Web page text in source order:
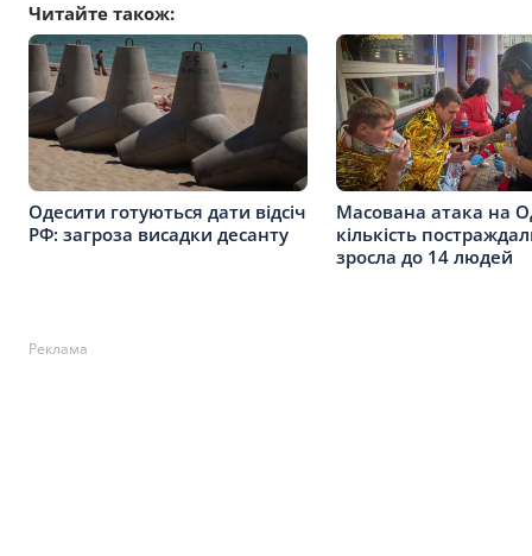
Читайте також:
Одесити готуються дати відсіч
РФ: загроза висадки десанту
Масована атака на
кількість
зросла до 14 людей
Реклама